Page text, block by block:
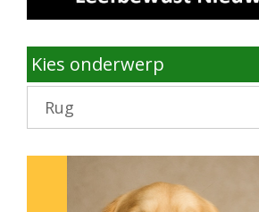
Kies onderwerp
Kies
onderwerp